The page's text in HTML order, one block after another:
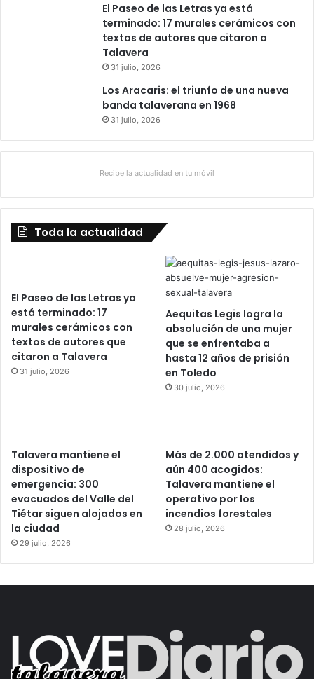
El Paseo de las Letras ya está
terminado: 17 murales cerámicos con
textos de autores que citaron a
Talavera
31 julio, 2026
Los Aracaris: el triunfo de una nueva
banda talaverana en 1968
31 julio, 2026
Recibe la actualidad en tu móvil
Toda la actualidad
El Paseo de las Letras ya
está terminado: 17
murales cerámicos con
textos de autores que
citaron a Talavera
31 julio, 2026
Aequitas Legis logra la
absolución de una mujer
que se enfrentaba a
hasta 12 años de prisión
en Toledo
30 julio, 2026
Talavera mantiene el
dispositivo de
emergencia: 300
evacuados del Valle del
Tiétar siguen alojados en
la ciudad
29 julio, 2026
Más de 2.000 atendidos y
aún 400 acogidos:
Talavera mantiene el
operativo por los
incendios forestales
28 julio, 2026